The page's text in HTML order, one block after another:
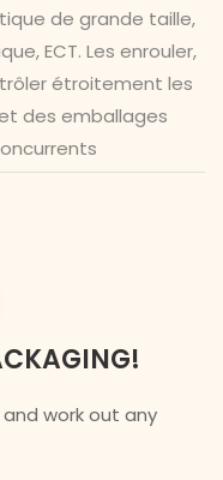
de grande taille,
ECT. Les enrouler,
étroitement les
des emballages
work out any